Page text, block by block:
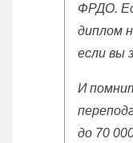
ФРДО.
диплом
если вы
И
до 70